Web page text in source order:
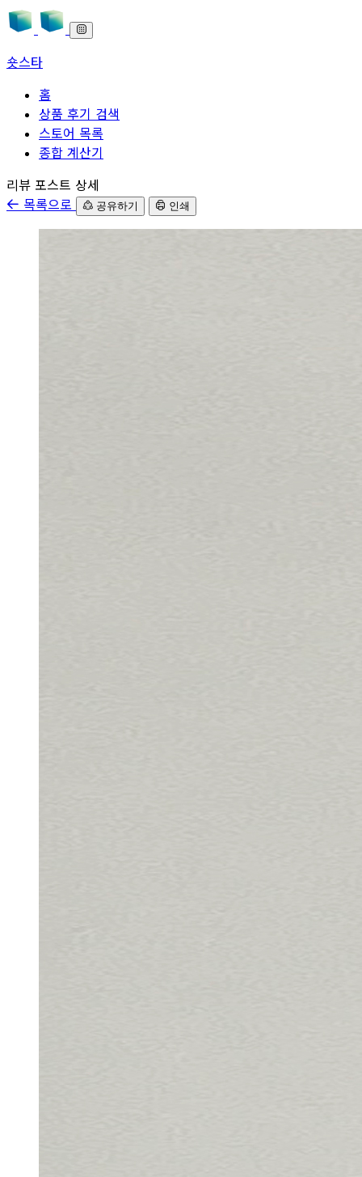
숏스타
홈
상품 후기 검색
스토어 목록
종합 계산기
본문으로 바로가기
리뷰 포스트 상세
목록으로
공유하기 인쇄